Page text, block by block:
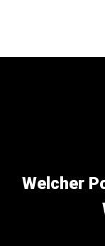
Welcher